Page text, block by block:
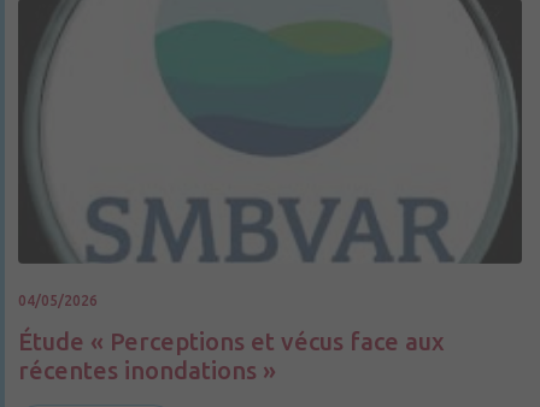
04/05/2026
Étude « Perceptions et vécus face aux
récentes inondations »